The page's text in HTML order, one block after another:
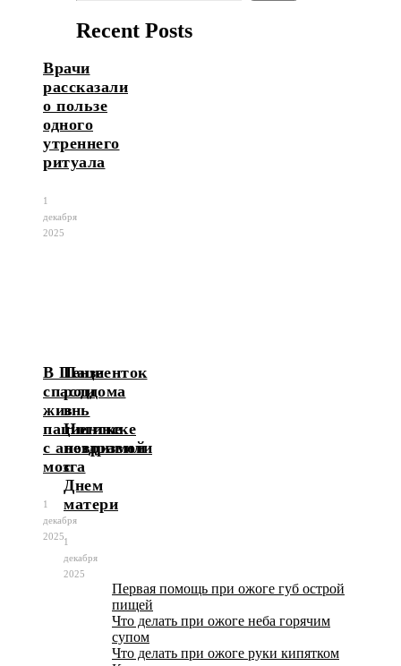
Врачи
рассказали
о пользе
одного
утреннего
ритуала
1
декабря
2025
В Пензе
спасли
жизнь
пациентке
с аневризмой
мозга
1
декабря
2025
Пациенток
роддома
в
Ногинске
поздравили
с
Днем
матери
1
декабря
2025
Recent Posts
Первая помощь при ожоге губ острой
пищей
Что делать при ожоге неба горячим
супом
Что делать при ожоге руки кипятком